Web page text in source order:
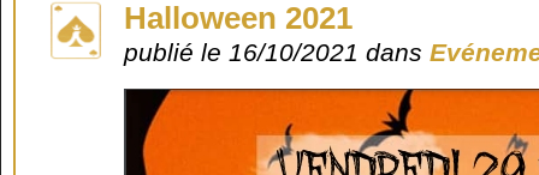
Halloween 2021
publié le 16/10/2021 dans